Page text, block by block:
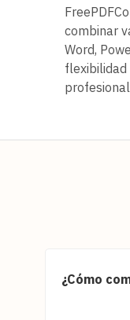
combinar
Word,
flexibilidad
¿Cómo